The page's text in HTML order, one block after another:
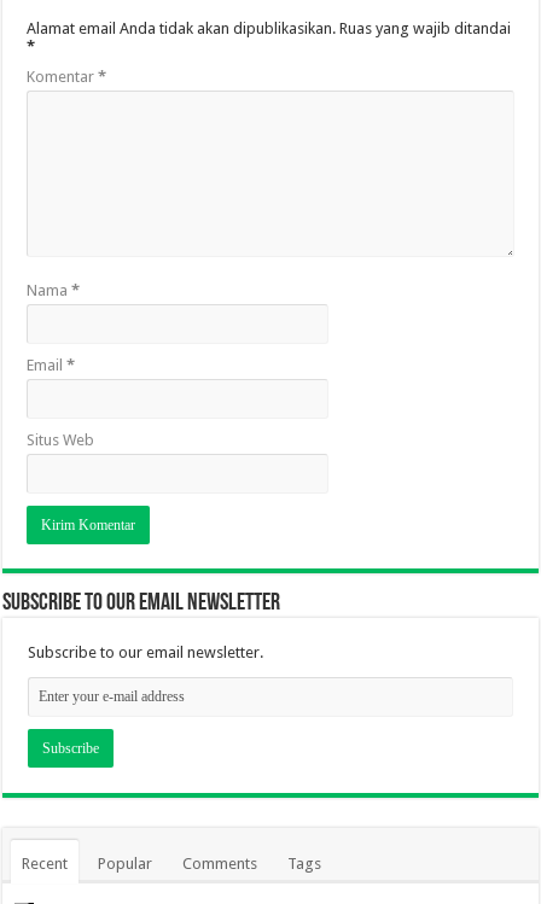
Alamat email Anda tidak akan dipublikasikan. Ruas yang wajib ditandai
*
Komentar*
Nama*
Email*
Situs Web
Subscribe to our email newsletter
Subscribe to our email newsletter.
Recent Popular Comments Tags